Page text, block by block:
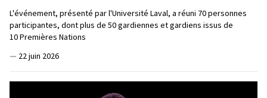
L'événement, présenté par l'Université Laval, a réuni 70 personnes
participantes, dont plus de 50 gardiennes et gardiens issus de
10 Premières Nations
— 22 juin 2026